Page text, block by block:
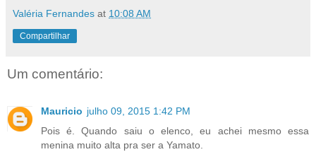
Valéria Fernandes at 10:08 AM
Compartilhar
Um comentário:
Mauricio julho 09, 2015 1:42 PM
Pois é. Quando saiu o elenco, eu achei mesmo essa
menina muito alta pra ser a Yamato.